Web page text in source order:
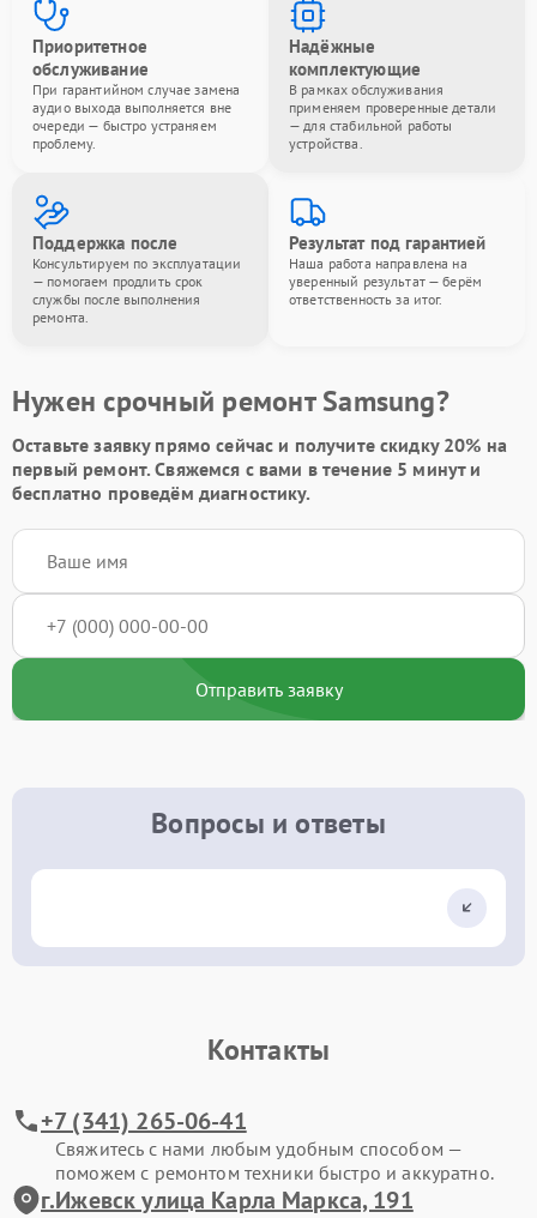
Приоритетное
обслуживание
При гарантийном случае замена
аудио выхода выполняется вне
очереди — быстро устраняем
проблему.
Надёжные
комплектующие
В рамках обслуживания
применяем проверенные детали
— для стабильной работы
устройства.
Поддержка после
Консультируем по эксплуатации
— помогаем продлить срок
службы после выполнения
ремонта.
Результат под гарантией
Наша работа направлена на
уверенный результат — берём
ответственность за итог.
Нужен срочный ремонт Samsung?
Оставьте заявкупрямо сейчас и получите скидку 20% на
первый ремонт. Свяжемся с вами в течение 5 минут и
бесплатно проведём диагностику.
Отправить заявку
Вопросы и ответы
Контакты
+7 (341) 265-06-41
Свяжитесь с нами любым удобным способом —
поможем с ремонтом техники быстро и аккуратно.
г.Ижевск улица Карла Маркса, 191